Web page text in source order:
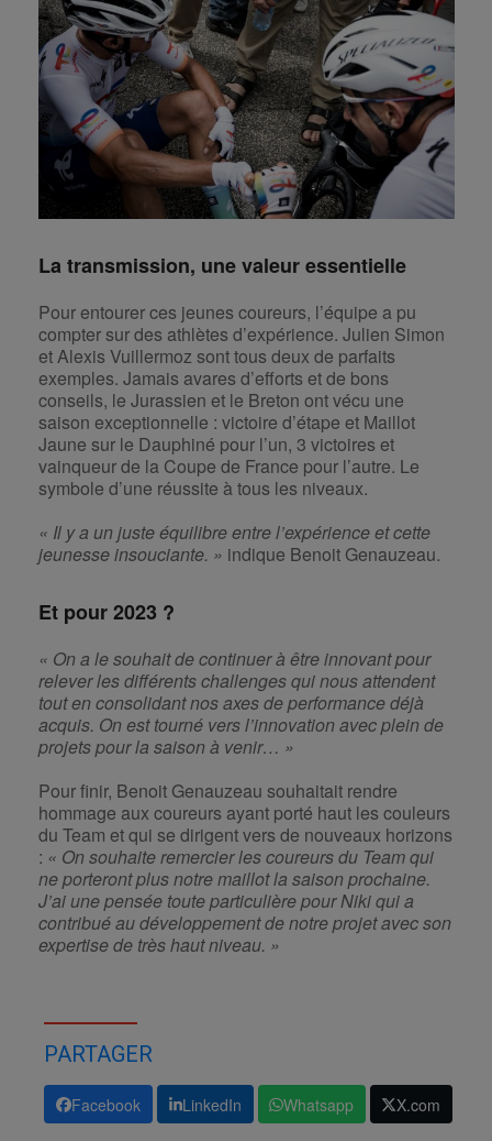
La transmission, une valeur essentielle
Pour entourer ces jeunes coureurs, l’équipe a pu
compter sur des athlètes d’expérience. Julien Simon
et Alexis Vuillermoz sont tous deux de parfaits
exemples. Jamais avares d’efforts et de bons
conseils, le Jurassien et le Breton ont vécu une
saison exceptionnelle : victoire d’étape et Maillot
Jaune sur le Dauphiné pour l’un, 3 victoires et
vainqueur de la Coupe de France pour l’autre. Le
symbole d’une réussite à tous les niveaux.
« Il y a un juste équilibre entre l’expérience et cette
jeunesse insouciante. » indique Benoit Genauzeau.
Et pour 2023 ?
« On a le souhait de continuer à être innovant pour
relever les différents challenges qui nous attendent
tout en consolidant nos axes de performance déjà
acquis. On est tourné vers l’innovation avec plein de
projets pour la saison à venir… »
Pour finir, Benoit Genauzeau souhaitait rendre
hommage aux coureurs ayant porté haut les couleurs
du Team et qui se dirigent vers de nouveaux horizons
: « On souhaite remercier les coureurs du Team qui
ne porteront plus notre maillot la saison prochaine.
J’ai une pensée toute particulière pour Niki qui a
contribué au développement de notre projet avec son
expertise de très haut niveau. »
PARTAGER
Facebook LinkedIn Whatsapp X.com